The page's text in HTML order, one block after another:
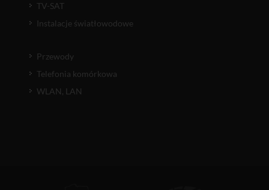
TV-SAT
Instalacje światłowodowe
Przewody
Telefonia komórkowa
WLAN, LAN